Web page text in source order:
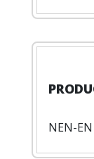
NEN-